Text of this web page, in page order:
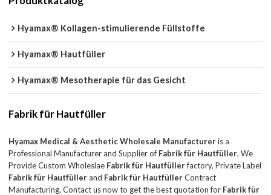
Hyamax® Kollagen-stimulierende Füllstoffe
Hyamax® Hautfüller
Hyamax® Mesotherapie für das Gesicht
Fabrik für Hautfüller
Hyamax Medical & Aesthetic Wholesale Manufactureris a
Professional Manufacturer and Supplier of Fabrik für Hautfüller, We
Provide Custom Wholeslae Fabrik für Hautfüllerfactory, Private Label
Fabrik für Hautfüllerand Fabrik für HautfüllerContract
Manufacturing, Contact us now to get the best quotation for Fabrik für